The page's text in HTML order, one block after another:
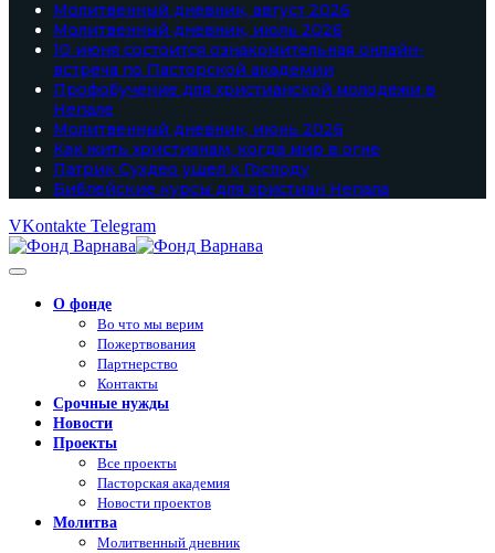
Молитвенный дневник, август 2026
Молитвенный дневник, июль 2026
10 июня состоится ознакомительная онлайн-
встреча по Пасторской академии
Профобучение для христианской молодежи в
Непале
Молитвенный дневник, июнь 2026
Как жить христианам, когда мир в огне
Патрик Сухдео ушел к Господу
Библейские курсы для христиан Непала
VKontakte Telegram
О фонде
Во что мы верим
Пожертвования
Партнерство
Контакты
Срочные нужды
Новости
Проекты
Все проекты
Пасторская академия
Новости проектов
Молитва
Молитвенный дневник